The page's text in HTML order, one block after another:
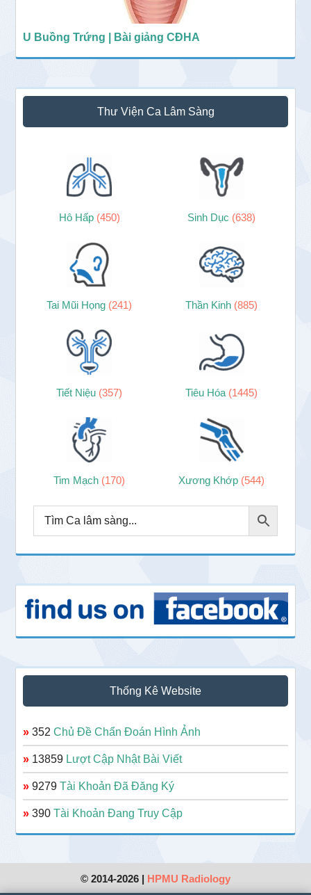
U Buồng Trứng | Bài giảng CĐHA
Thư Viện Ca Lâm Sàng
Hô Hấp (450) Sinh Dục (638)
Tai Mũi Họng (241) Thần Kinh (885)
Tiết Niệu (357) Tiêu Hóa (1445)
Tim Mạch (170) Xương Khớp (544)
Thống Kê Website
» 352Chủ Đề Chẩn Đoán Hình Ảnh
» 13859 Lượt Cập Nhật Bài Viết
» 9279Tài Khoản Đã Đăng Ký
» 390Tài Khoản Đang Truy Cập
© 2014-2026 | HPMU Radiology